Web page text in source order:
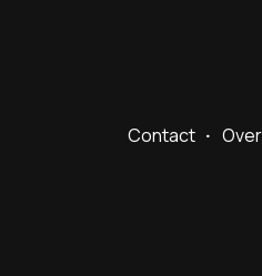
Contact